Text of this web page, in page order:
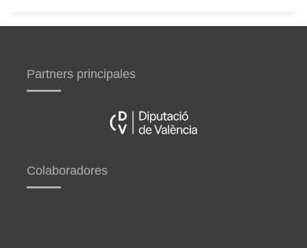
Partners principales
Colaboradores